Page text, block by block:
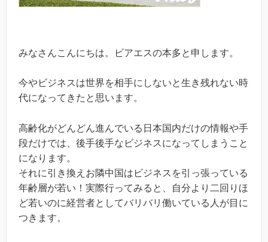
みなさんこんにちは。ビアエスの本多と申します。
今やビジネスは世界を相手にしないと生き残れない時
代になってきたと思います。
高齢化がどんどん進んでいる日本国内だけの情報や手
段だけでは、後手後手なビジネスになってしまうこと
になります。
それに引き換えお隣中国はビジネスを引っ張っている
年齢層が若い！実際行ってみると、自分より二回りほ
ど若いのに経営者としてバリバリ働いている人が目に
つきます。